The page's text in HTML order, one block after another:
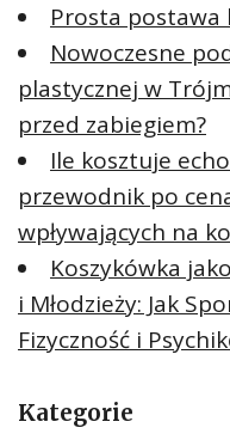
Prosta postawa
Nowoczesne
plastycznej w
przed zabiegiem?
Ile kosztuje
przewodnik po
wpływających na
Koszykówka
i Młodzieży: Jak
Fizyczność i
Kategorie